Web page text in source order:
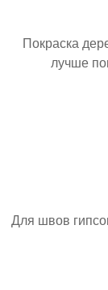
Покраска
лучше
Для швов